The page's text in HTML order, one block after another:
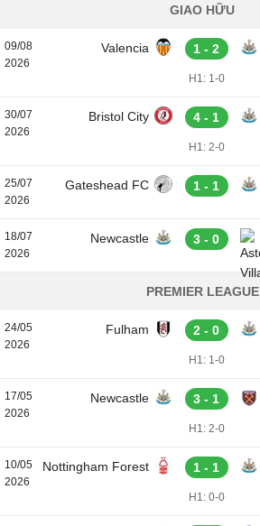
GIAO HỮU
09/08
2026
Valencia 1 - 2
H1: 1-0
30/07
2026
Bristol City 4 - 1
H1: 2-0
25/07
2026
Gateshead FC 1 - 1
18/07
2026
Newcastle 3 - 0
PREMIER LEAGUE
24/05
2026
Fulham 2 - 0
H1: 1-0
17/05
2026
Newcastle 3 - 1
H1: 2-0
10/05
2026
Nottingham Forest 1 - 1
H1: 0-0